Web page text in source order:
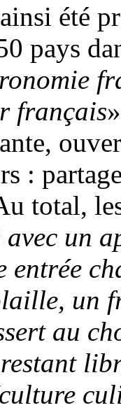
été
pays
français
:
total,
un
entrée
un
au